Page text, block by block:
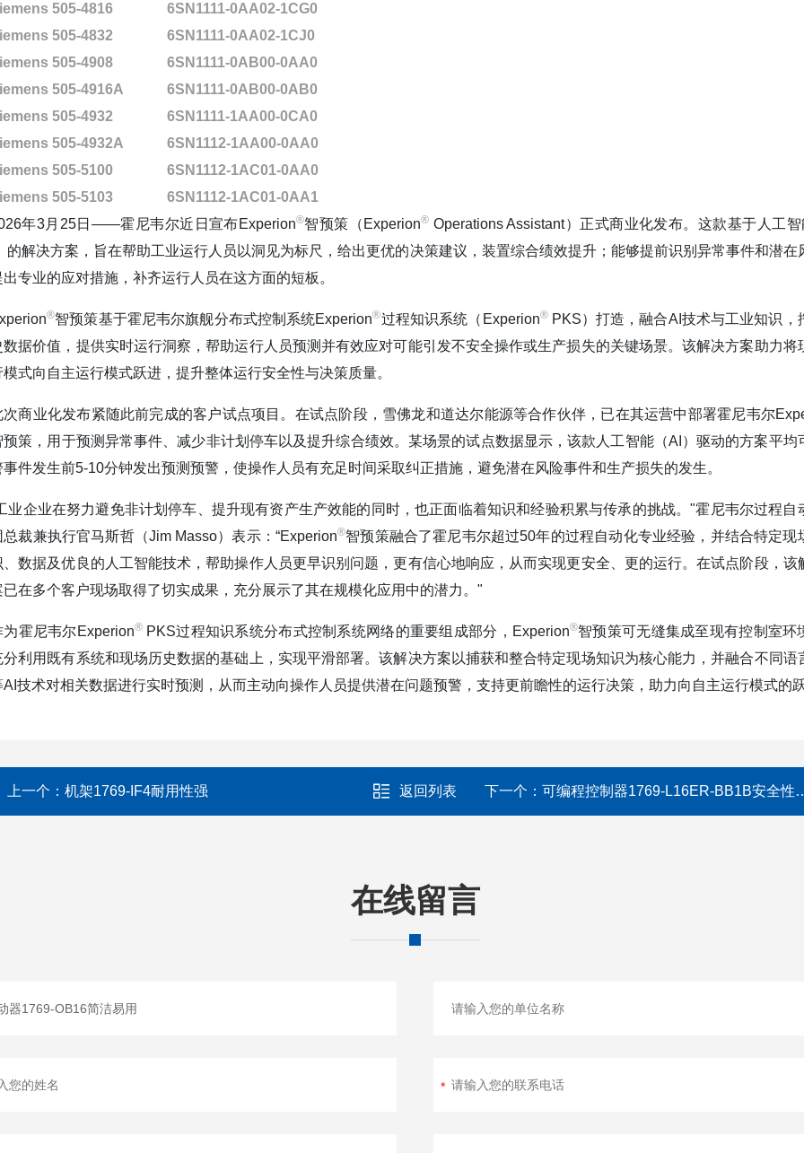
505-4816
6SN1111-0AA02-1CG0
505-4832
6SN1111-0AA02-1CJ0
505-4908
6SN1111-0AB00-0AA0
505-4916A
6SN1111-0AB00-0AB0
505-4932
6SN1111-1AA00-0CA0
505-4932A
6SN1112-1AA00-0AA0
505-5100
6SN1112-1AC01-0AA0
505-5103
6SN1112-1AC01-0AA1
年3月25日——霍尼韦尔近日宣布Experion®️智预策（Experion®️ Operations Assistant）正式商业化发布。这款基于人工
的解决方案，旨在帮助工业运行人员以洞见为标尺，给出更优的决策建议，装置综合绩效提升；能够提前识别异常事件和潜在
出专业的应对措施，补齐运行人员在这方面的短板。
®️智预策基于霍尼韦尔旗舰分布式控制系统Experion®️过程知识系统（Experion®️PKS）打造，融合AI技术与工业知识，
数据价值，提供实时运行洞察，帮助运行人员预测并有效应对可能引发不安全操作或生产损失的关键场景。该解决方案助力将
模式向自主运行模式跃进，提升整体运行安全性与决策质量。
次商业化发布紧随此前完成的客户试点项目。在试点阶段，雪佛龙和道达尔能源等合作伙伴，已在其运营中部署霍尼韦尔
预策，用于预测异常事件、减少非计划停车以及提升综合绩效。某场景的试点数据显示，该款人工智能（AI）驱动的方案平均
事件发生前5-10分钟发出预测预警，使操作人员有充足时间采取纠正措施，避免潜在风险事件和生产损失的发生。
业企业在努力避免非计划停车、提升现有资产生产效能的同时，也正面临着知识和经验积累与传承的挑战。"霍尼韦尔过程自
总裁兼执行官马斯哲（Jim Masso）表示：“Experion®️智预策融合了霍尼韦尔超过50年的过程自动化专业经验，并结合特定现
、数据及优良的人工智能技术，帮助操作人员更早识别问题，更有信心地响应，从而实现更安全、更的运行。在试点阶段，该
已在多个客户现场取得了切实成果，充分展示了其在规模化应用中的潜力。"
为霍尼韦尔Experion®️PKS过程知识系统分布式控制系统网络的重要组成部分，Experion®️智预策可无缝集成至现有控制室环
分利用既有系统和现场历史数据的基础上，实现平滑部署。该解决方案以捕获和整合特定现场知识为核心能力，并融合不同语
AI技术对相关数据进行实时预测，从而主动向操作人员提供潜在问题预警，支持更前瞻性的运行决策，助力向自主运行模式的
上一个： 机架1769-IF4耐用性强 返回列表 下一个： 可编程控制器1769-L16ER-BB1B安全性能高
在线留言